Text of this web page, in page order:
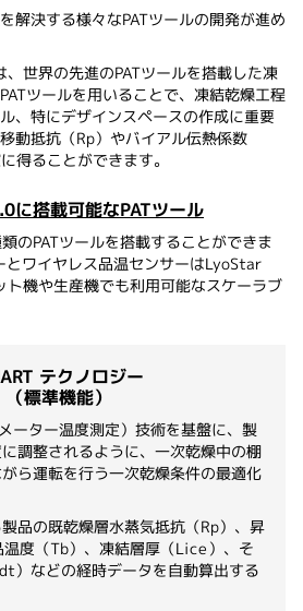
解決する様々なPATツールの開発が進め
世界の先進のPATツールを搭載した凍
ツールを用いることで、凍結乾燥工程
、特にデザインスペースの作成に重要
動抵抗（Rp）やバイアル伝熱係数
得ることができます。
に搭載可能なPATツール
のPATツールを搭載することができま
とワイヤレス品温センサーはLyoStar
機や生産機でも利用可能なスケーラブ
テクノロジー
（標準機能）
ーター温度測定）技術を基盤に、製
調整されるように、一次乾燥中の棚
ら運転を行う一次乾燥条件の最適化
品の既乾燥層水蒸気抵抗（Rp）、昇
度（Tb）、凍結層厚（Lice）、そ
）などの経時データを自動算出する